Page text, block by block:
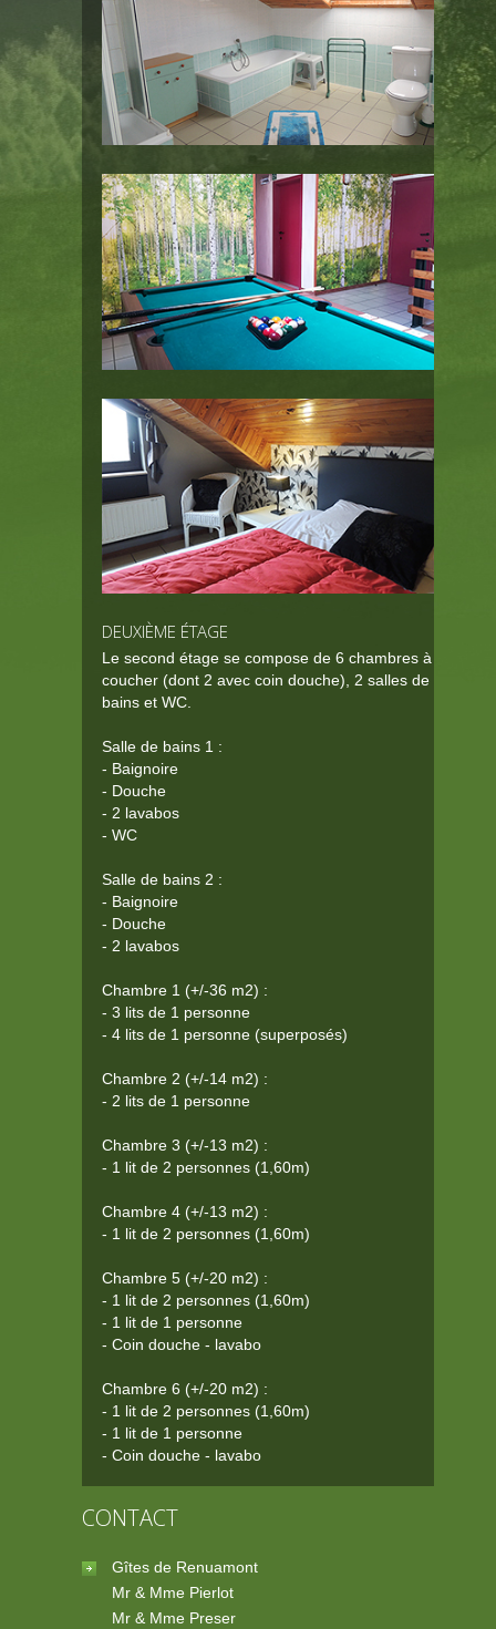
DEUXIÈME ÉTAGE
Le second étage se compose de 6 chambres à
coucher (dont 2 avec coin douche), 2 salles de
bains et WC.
Salle de bains 1 :
- Baignoire
- Douche
- 2 lavabos
- WC
Salle de bains 2 :
- Baignoire
- Douche
- 2 lavabos
Chambre 1 (+/-36 m2) :
- 3 lits de 1 personne
- 4 lits de 1 personne (superposés)
Chambre 2 (+/-14 m2) :
- 2 lits de 1 personne
Chambre 3 (+/-13 m2) :
- 1 lit de 2 personnes (1,60m)
Chambre 4 (+/-13 m2) :
- 1 lit de 2 personnes (1,60m)
Chambre 5 (+/-20 m2) :
- 1 lit de 2 personnes (1,60m)
- 1 lit de 1 personne
- Coin douche - lavabo
Chambre 6 (+/-20 m2) :
- 1 lit de 2 personnes (1,60m)
- 1 lit de 1 personne
- Coin douche - lavabo
CONTACT
Gîtes de Renuamont
Mr & Mme Pierlot
Mr & Mme Preser